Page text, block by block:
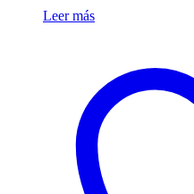
Leer más